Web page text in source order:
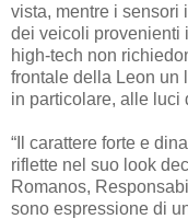
vista, mentre i sensori
dei veicoli provenienti
high-tech non
frontale della Leon un
in particolare, alle luci
“Il carattere forte e
riflette nel suo look
Romanos,
sono espressione di